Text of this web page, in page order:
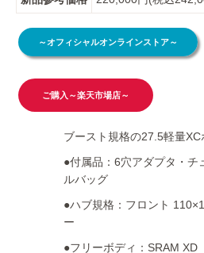
～オフィシャルオンラインストア～
ご購入～楽天市場店～
ブースト規格の27.5軽量XC
●付属品：6穴アダプタ・チ
ルバッグ
●ハブ規格：フロント
ー
●フリーボディ：SRAM XD